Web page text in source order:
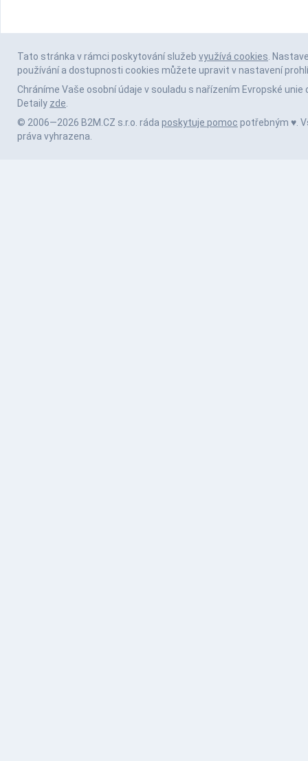
Tato stránka v rámci poskytování služeb využívá cookies.
používání a dostupnosti cookies můžete upravit v nastavení
Chráníme Vaše osobní údaje v souladu s nařízením Evropské unie
Detaily zde.
© 2006—2026 B2M.CZ s.r.o. ráda poskytuje pomoc potřebným ♥️.
práva vyhrazena.